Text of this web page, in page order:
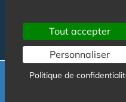
Contact
Newsletter
Publicité
Demande de
gratuit et
Tout accepter
Personnaliser
Politique de